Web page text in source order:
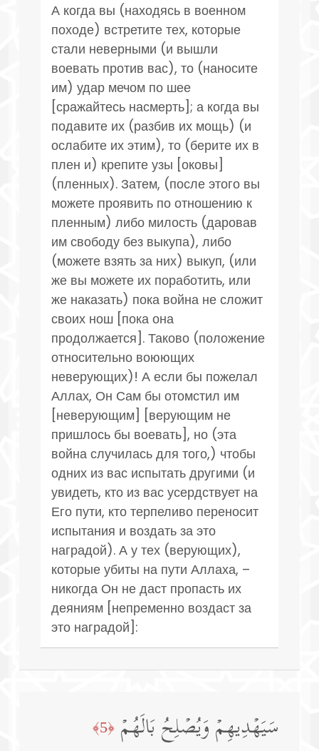
А когда вы (находясь в военном
походе) встретите тех, которые
стали неверными (и вышли
воевать против вас), то (наносите
им) удар мечом по шее
[сражайтесь насмерть]; а когда вы
подавите их (разбив их мощь) (и
ослабите их этим), то (берите их в
плен и) крепите узы [оковы]
(пленных). Затем, (после этого вы
можете проявить по отношению к
пленным) либо милость (даровав
им свободу без выкупа), либо
(можете взять за них) выкуп, (или
же вы можете их поработить, или
же наказать) пока война не сложит
своих нош [пока она
продолжается]. Таково (положение
относительно воюющих
неверующих)! А если бы пожелал
Аллах, Он Сам бы отомстил им
[неверующим] [верующим не
пришлось бы воевать], но (эта
война случилась для того,) чтобы
одних из вас испытать другими (и
увидеть, кто из вас усердствует на
Его пути, кто терпеливо переносит
испытания и воздать за это
наградой). А у тех (верующих),
которые убиты на пути Аллаха, –
никогда Он не даст пропасть их
деяниям [непременно воздаст за
это наградой]:
سَیَهۡدِیهِمۡ وَیُصۡلِحُ بَالَهُمۡ ﴿5﴾